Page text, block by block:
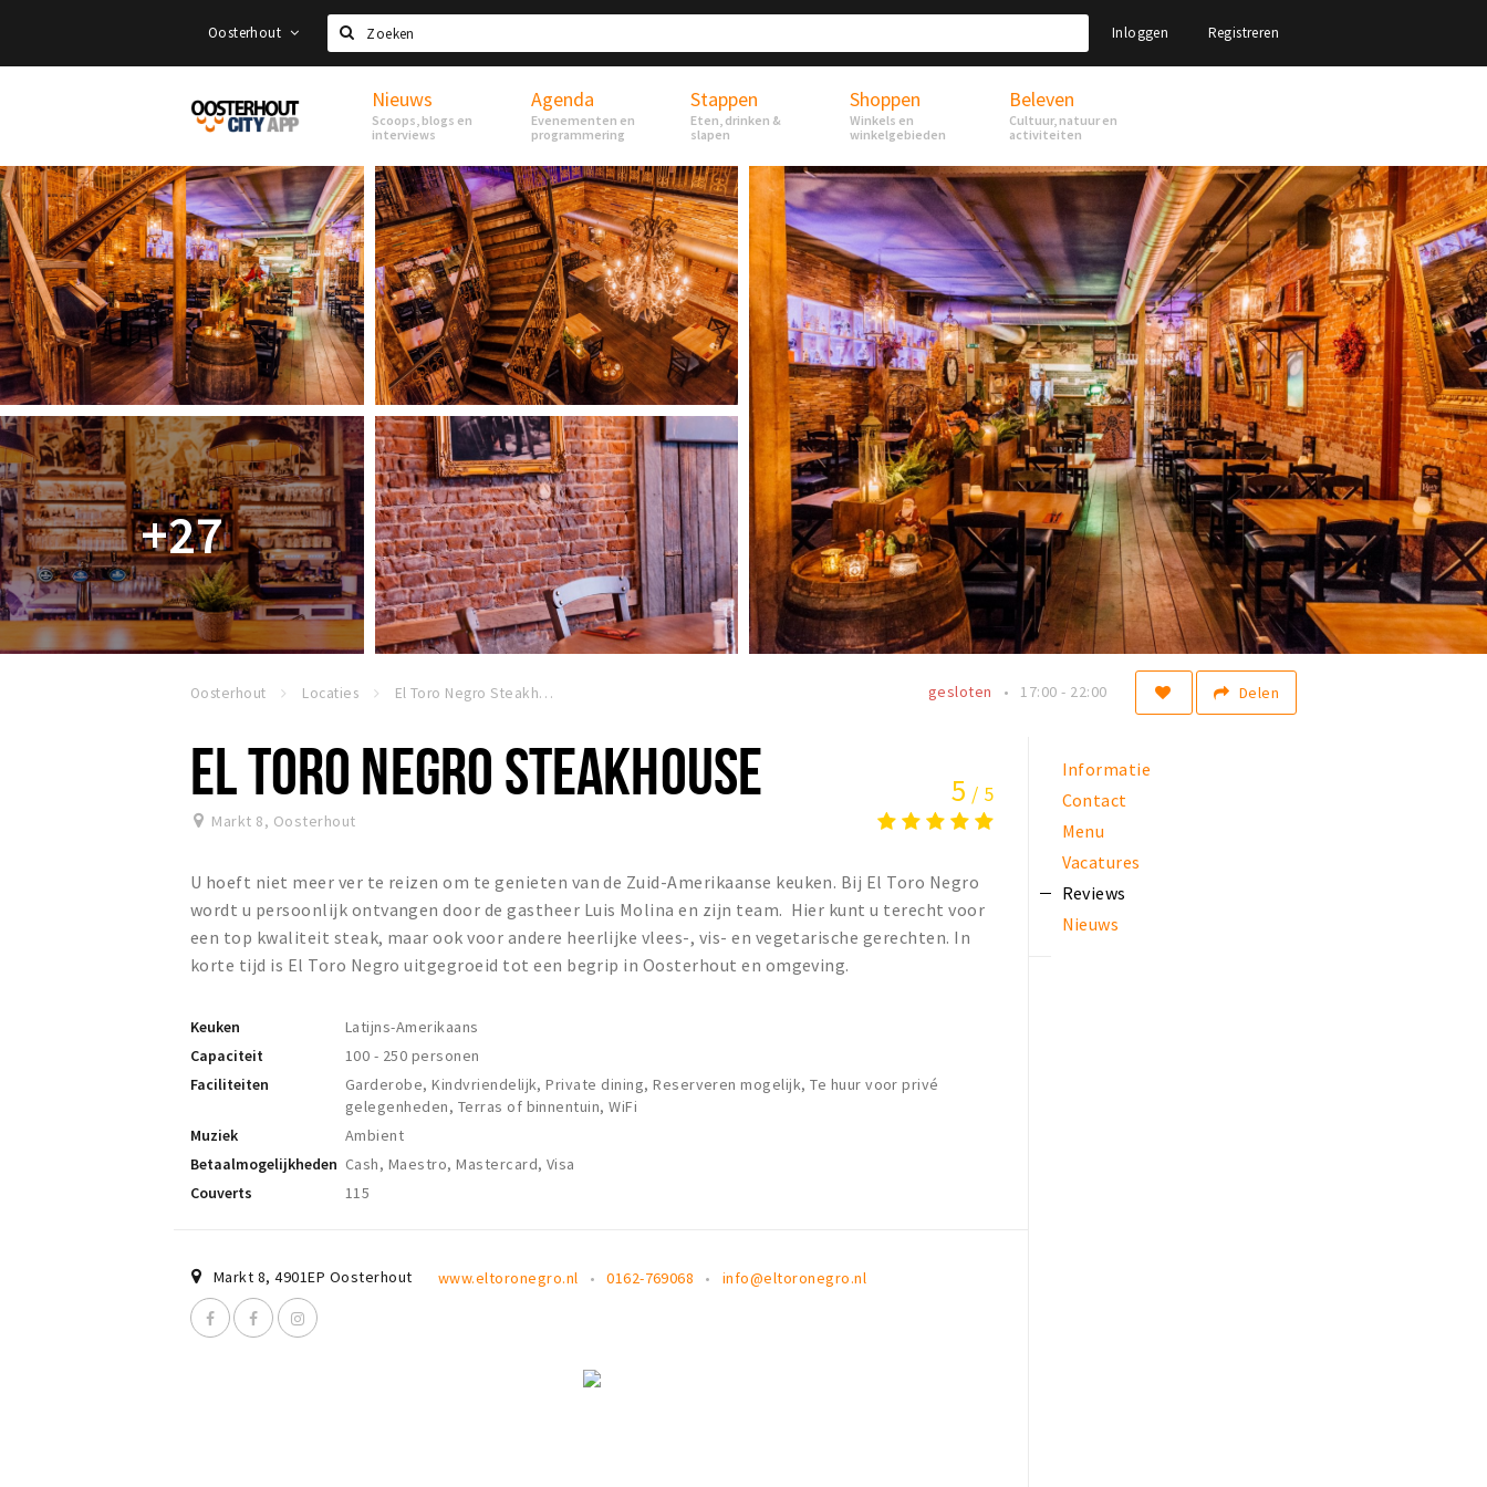
Oosterhout
Zoeken
Inloggen Registreren
Proef
Oosterhout
Nieuws
Scoops, blogs en
interviews
Agenda
Evenementen en
programmering
Stappen
Eten, drinken &
slapen
Shoppen
Winkels en
winkelgebieden
Beleven
Cultuur, natuur en
activiteiten
+27
Oosterhout Locaties El Toro Negro Steakhouse Delen
gesloten 17:00 - 22:00
EL TORO NEGRO STEAKHOUSE
Markt 8, Oosterhout
5 / 5
U hoeft niet meer ver te reizen om te genieten van de Zuid-Amerikaanse keuken. Bij El Toro Negro
wordt u persoonlijk ontvangen door de gastheer Luis Molina en zijn team. ‍ Hier kunt u terecht voor
een top kwaliteit steak, maar ook voor andere heerlijke vlees-, vis- en vegetarische gerechten. In
korte tijd is El Toro Negro uitgegroeid tot een begrip in Oosterhout en omgeving.
Keuken
Latijns-Amerikaans
Capaciteit
100 - 250 personen
Faciliteiten
Garderobe, Kindvriendelijk, Private dining, Reserveren mogelijk, Te huur voor privé
gelegenheden, Terras of binnentuin, WiFi
Muziek
Ambient
Betaalmogelijkheden Cash, Maestro, Mastercard, Visa
Couverts
115
Markt 8,4901EP Oosterhout www.eltoronegro.nl 0162-769068 info@eltoronegro.nl
Informatie
Contact
Menu
Vacatures
Reviews
Nieuws